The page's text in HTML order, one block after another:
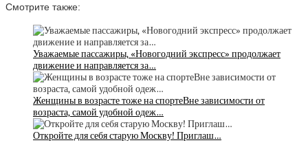
Смотрите также:
Уважаемые пассажиры, «Новогодний экспресс» продолжает
движение и направляется за…
Женщины в возрасте тоже на спортеВне зависимости от
возраста, самой удобной одеж…
Откройте для себя старую Москву! Приглаш…